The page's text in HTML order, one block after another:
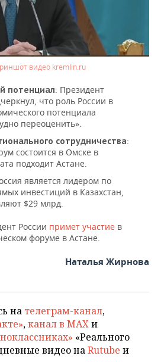
видео kremlin.ru
потенциал: Президент
что роль России в
потенциала
переоценить».
сотрудничества:
состоится в Омске в
подходит Астане.
является лидером по
инвестиций в Казахстан,
$29 млрд.
России примет участие в
форуме в Астане.
Наталья Жирнова
на телеграм-канал,
,канал в MAXи
«Реального
видео наRutube и